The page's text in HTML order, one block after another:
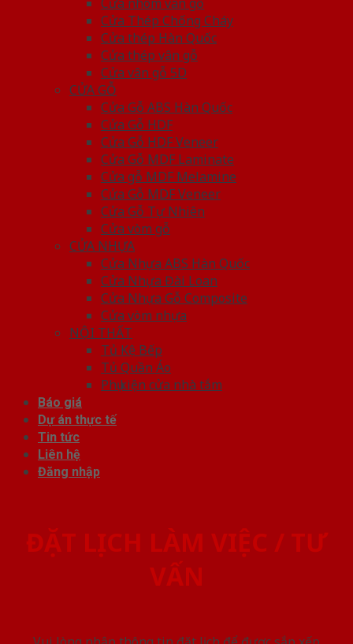
Cửa Thép Chống Cháy
Cửa thép Hàn Quốc
Cửa thép vân gỗ
Cửa vân gỗ 5D
CỬA GỖ
Cửa Gỗ ABS Hàn Quốc
Cửa Gỗ HDF
Cửa Gỗ HDF Veneer
Cửa Gỗ MDF Laminate
Cửa gỗ MDF Melamine
Cửa Gỗ MDF Veneer
Cửa Gỗ Tự Nhiên
Cửa vòm gỗ
CỬA NHỰA
Cửa Nhựa ABS Hàn Quốc
Cửa Nhựa Đài Loan
Cửa Nhựa Gỗ Composite
Cửa vòm nhựa
NỘI THẤT
Tủ Kệ Bếp
Tủ Quần Áo
Phụ kiện cửa nhà tắm
Báo giá
Dự án thực tế
Tin tức
Liên hệ
Đăng nhập
ĐẶT LỊCH LÀM VIỆC / TƯ
VẤN